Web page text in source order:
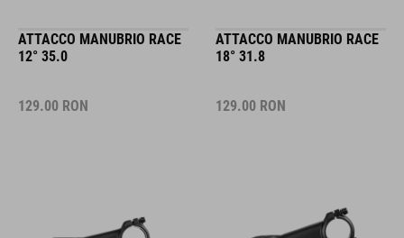
ATTACCO MANUBRIO RACE
12° 35.0
129.00 RON
ATTACCO MANUBRIO RACE
18° 31.8
129.00 RON